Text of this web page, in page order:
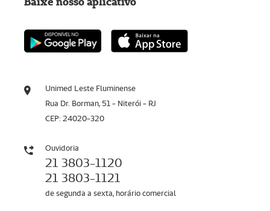
Unimed Leste Fluminense
Rua Dr. Borman, 51 - Niterói - RJ
CEP: 24020-320
Ouvidoria
21 3803-1120
21 3803-1121
de segunda a sexta, horário comercial